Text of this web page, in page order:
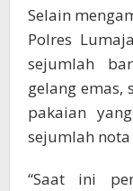
Selain
Polres
sejumlah
gelang emas,
pakaian
sejumlah
“Saat ini